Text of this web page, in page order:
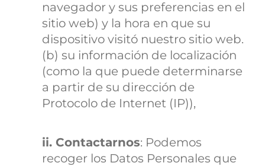
navegador y sus preferencias en el
sitio web) y la hora en que su
dispositivo visitó nuestro sitio web.
(b) su información de localización
(como la que puede determinarse
a partir de su dirección de
Protocolo de Internet (IP)),
ii. Contactarnos: Podemos
recoger los Datos Personales que